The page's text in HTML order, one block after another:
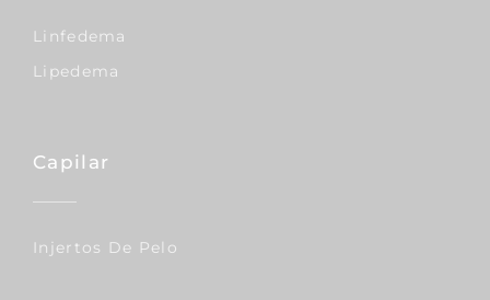
Linfedema
Lipedema
Capilar
Injertos De Pelo